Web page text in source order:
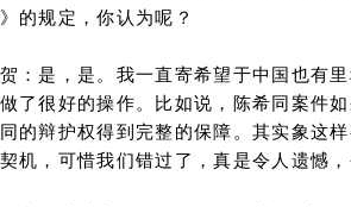
的规定，你认为呢？
是，是。我一直寄希望于中国也有里
了很好的操作。比如说，陈希同案件
的辩护权得到完整的保障。其实象这
机，可惜我们错过了，真是令人遗憾